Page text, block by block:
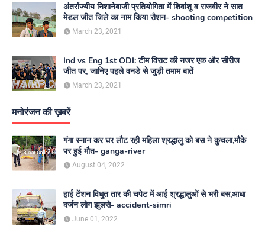
अंतर्राज्यीय निशानेबाजी प्रतियोगिता में शिवांशु व राजवीर ने सात
मेडल जीत जिले का नाम किया रौशन- shooting competition
March 23, 2021
Ind vs Eng 1st ODI: टीम विराट की नजर एक और सीरीज
जीत पर, जानिए पहले वनडे से जुड़ी तमाम बातें
March 23, 2021
मनोरंजन की ख़बरें
गंगा स्नान कर घर लौट रही महिला श्रद्धालु को बस ने कुचला,मौके
पर हुई मौत- ganga-river
August 04, 2022
हाई टेंशन विधुत तार की चपेट में आई श्रद्धालुओं से भरी बस,आधा
दर्जन लोग झुलसे- accident-simri
June 01, 2022